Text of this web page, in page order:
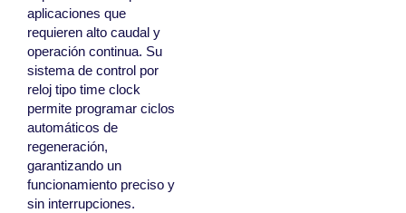
aplicaciones que
requieren alto caudal y
operación continua. Su
sistema de control por
reloj tipo time clock
permite programar ciclos
automáticos de
regeneración,
garantizando un
funcionamiento preciso y
sin interrupciones.